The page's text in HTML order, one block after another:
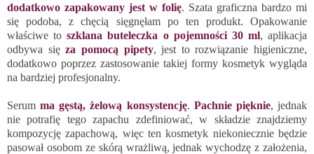
dodatkowo zapakowany jest w folię. Szata graficzna bardzo mi
się podoba, z chęcią sięgnęłam po ten produkt. Opakowanie
właściwe toszklana buteleczka o pojemności 30 ml, aplikacja
odbywa sięza pomocą pipety, jest to rozwiązanie higieniczne,
dodatkowo poprzez zastosowanie takiej formy kosmetyk wygląda
na bardziej profesjonalny.
Serumma gęstą, żelową konsystencję. Pachnie pięknie, jednak
nie potrafię tego zapachu zdefiniować, w składzie znajdziemy
kompozycję zapachową, więc ten kosmetyk niekoniecznie będzie
pasował osobom ze skórą wrażliwą, jednak wychodzę z założenia,